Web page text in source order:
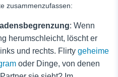
zusammenzufassen:
: Wenn
herumschleicht, löscht er
und rechts. Flirty geheime
oder Dinge, von denen